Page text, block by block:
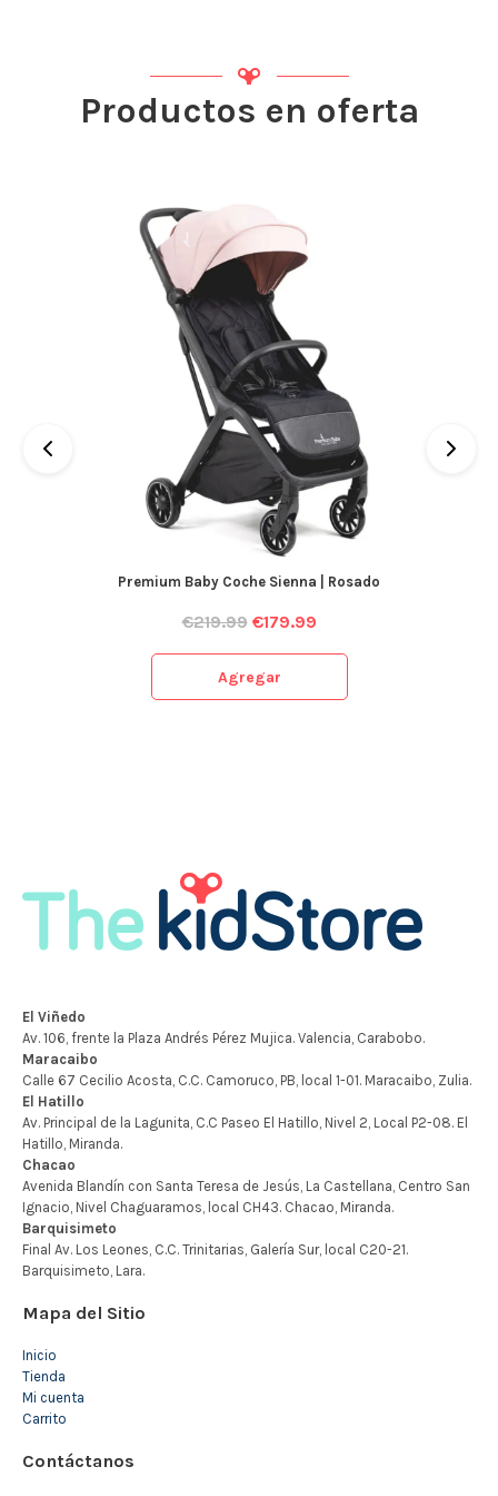
Productos en oferta
Premium Baby Coche Sienna | Rosado
€219.99 €179.99
Agregar
Mapa del Sitio
Inicio
Tienda
Mi cuenta
Carrito
Contáctanos